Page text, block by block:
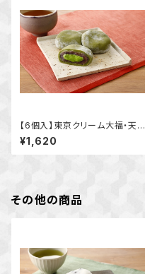
【6個入】東京クリーム大福・天と
塩 抹茶
¥1,620
その他の商品